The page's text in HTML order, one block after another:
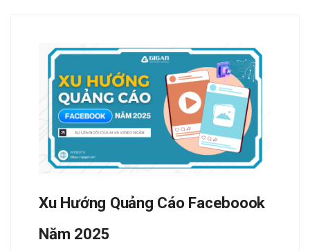
Xu Hướng Quảng Cáo Faceboook
Năm 2025